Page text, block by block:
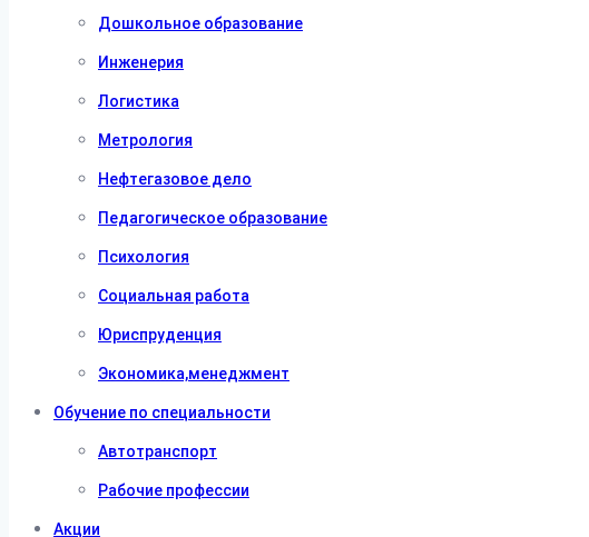
Дошкольное образование
Инженерия
Логистика
Метрология
Нефтегазовое дело
Педагогическое образование
Психология
Социальная работа
Юриспруденция
Экономика,менеджмент
Обучение по специальности
Автотранспорт
Рабочие профессии
Акции